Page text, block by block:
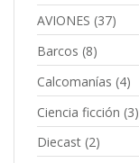
AVIONES (37)
Barcos (8)
Calcomanías (4)
Ciencia ficción (3)
Diecast (2)